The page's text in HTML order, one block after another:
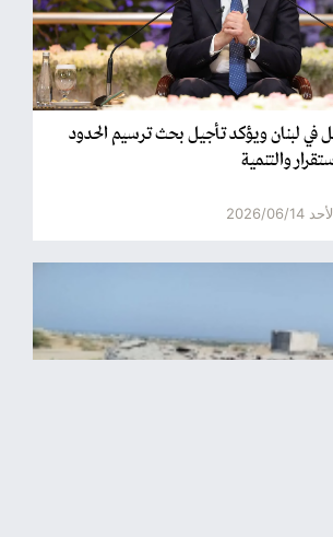
في لبنان ويؤكد تأجيل بحث ترسيم الحدود
والتنمية
2026/06/14